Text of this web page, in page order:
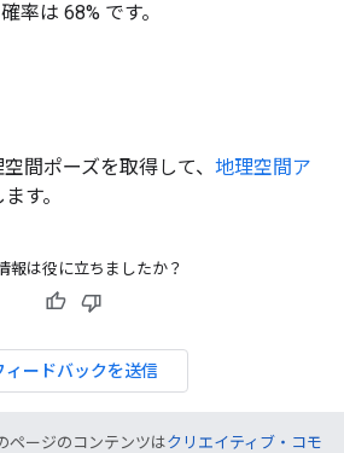
率は 68% です。
間ポーズを取得して、 地理空間ア
す。
報は役に立ちましたか？
ィードバックを送信
ページのコンテンツはクリエイティブ・コモ